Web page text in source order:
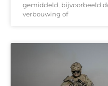
gemiddeld, bijvoorbeeld
verbouwing of